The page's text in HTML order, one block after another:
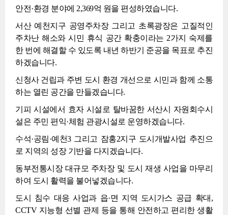
안전·환경 분야에 2,369억 원을 편성하였습니다.
서산 예천지구 공영주차장 그리고 초록광장은 고질적인
주차난 해소와 시민 휴식 공간 확충이라는 2가지 숙제를
한 번에 해결할 수 있도록 내년 하반기 준공을 목표로 추진
하겠습니다.
신청사 건립과 주변 도시 환경 개선으로 시민과 함께 소통
하는 열린 공간을 만들겠습니다.
기피 시설에서 효자 시설로 탈바꿈한 서산시 자원회수시
설은 주민 편익·체험 관광시설로 운영하겠습니다.
수석·공림·예천3 그리고 잠홍2지구 도시개발사업 추진으
로 지역의 성장 기반을 다지겠습니다.
동부전통시장 대규모 주차장 및 도시 재생 사업을 마무리
하여 도시 활력을 불어넣겠습니다.
도시 침수 대응 사업과 읍·면 지역 도시가스 공급 확대,
CCTV 지능형 선별 관제 등을 통해 안전하고 편리한 생활